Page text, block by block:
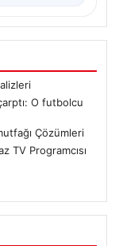
O futbolcu
Çözümleri
TV Programcısı